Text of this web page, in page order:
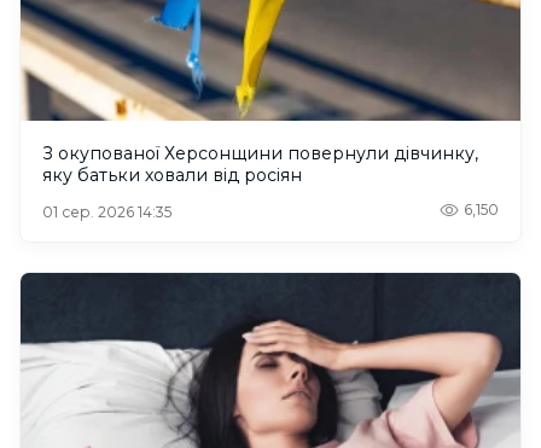
З окупованої Херсонщини повернули дівчинку,
яку батьки ховали від росіян
01 сер. 2026 14:35 6,150